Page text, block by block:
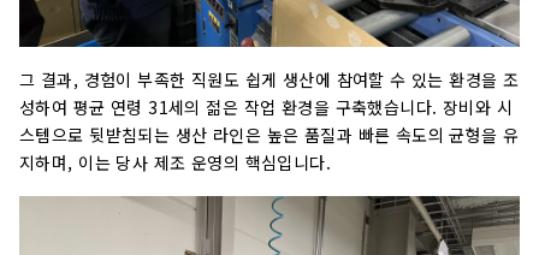
그 결과, 경험이 부족한 직원도 쉽게 생산에 참여할 수 있는 환경을 조
성하여 평균 연령 31세의 젊은 작업 환경을 구축했습니다. 장비와 시
스템으로 뒷받침되는 생산 라인은 높은 품질과 빠른 속도의 균형을 유
지하며, 이는 당사 제조 운영의 핵심입니다.